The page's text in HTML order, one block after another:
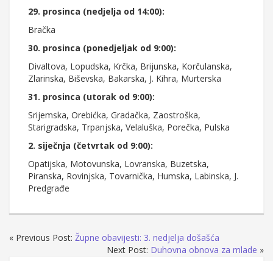
29. prosinca (nedjelja od 14:00):
Bračka
30. prosinca (ponedjeljak od 9:00):
Divaltova, Lopudska, Krčka, Brijunska, Korčulanska,
Zlarinska, Biševska, Bakarska, J. Kihra, Murterska
31. prosinca (utorak od 9:00):
Srijemska, Orebićka, Gradačka, Zaostroška,
Starigradska, Trpanjska, Velaluška, Porečka, Pulska
2. siječnja (četvrtak od 9:00):
Opatijska, Motovunska, Lovranska, Buzetska,
Piranska, Rovinjska, Tovarnička, Humska, Labinska, J.
Predgrađe
« Previous Post: Župne obavijesti: 3. nedjelja došašća
Next Post: Duhovna obnova za mlade »